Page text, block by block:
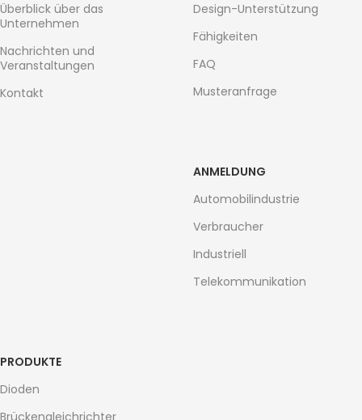
Überblick über das
Unternehmen
Nachrichten und
Veranstaltungen
Kontakt
Design-Unterstützung
Fähigkeiten
FAQ
Musteranfrage
ANMELDUNG
Automobilindustrie
Verbraucher
Industriell
Telekommunikation
PRODUKTE
Dioden